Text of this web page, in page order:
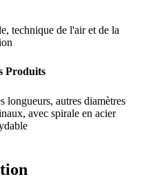
technique de l'air et de la
Produits
longueurs, autres diamètres
avec spirale en acier